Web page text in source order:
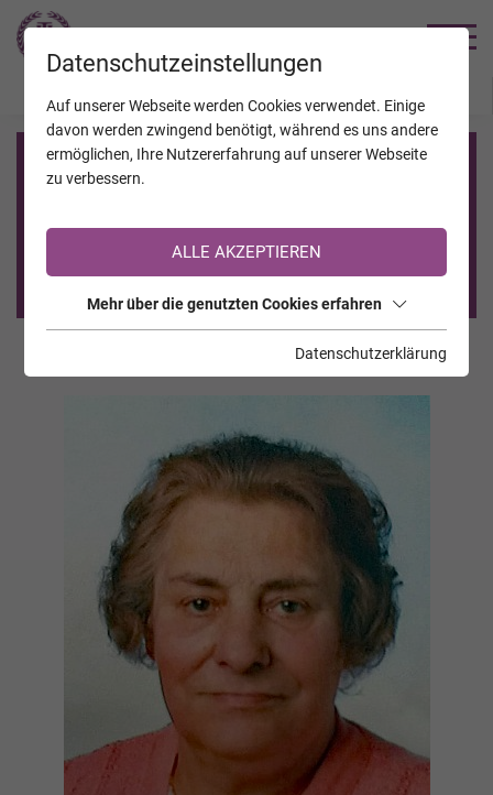
Registrierung auf TrauerHilfe.it
Sie sind noch nicht auf TrauerHilfe.it registriert?
>> zur kostenlosen Registrierung <<
Datenschutzeinstellungen
Auf unserer Webseite werden Cookies verwendet. Einige
davon werden zwingend benötigt, während es uns andere
ermöglichen, Ihre Nutzererfahrung auf unserer Webseite
zu verbessern.
ALLE AKZEPTIEREN
Mehr über die genutzten Cookies erfahren
Datenschutzerklärung
JAHRESTAGE KALENDER VERSTORBENE